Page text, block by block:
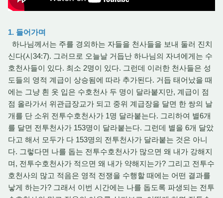
1. 들어가며
하나님께서는 주를 경외하는 자들을 천사들을 보내 둘러 진치
신다(시34:7). 그러므로 오늘날 거듭난 하나님의 자녀에게는 수
호천사들이 있다. 최소 2명이 있다. 그런데 이러한 천사들은 성
도들의 영적 계급이 상승됨에 따라 추가된다. 거듭 태어났을 때
에는 그냥 흰 옷 입은 수호천사 두 명이 달라붙지만, 계급이 점
점 올라가서 위관급장교가 되고 중위 계급장을 달면 한 쌍의 날
개를 단 소위 전투수호천사가 1명 달라붙는다. 그리하여 별6개
를 달면 전투천사가 153명이 달라붙는다. 그런데 별을 6개 달았
다고 해서 모두가 다 153명의 전투천사가 달라붙는 것은 아니
다. 그렇다면 나를 돕는 전투수호천사가 많으면 왜 내가 강해지
며, 전투수호천사가 적으면 왜 내가 약해지는가? 그리고 전투수
호천사의 많고 적음은 영적 전쟁을 수행할 때에는 어떤 결과를
낳게 하는가? 그래서 이번 시간에는 나를 돕도록 파생되는 전투